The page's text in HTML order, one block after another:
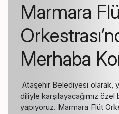
Marmara
Merhaba
Ataşehir Belediyesi olarak,
diliyle karşılayacağımız
yapıyoruz. Marmara Flüt